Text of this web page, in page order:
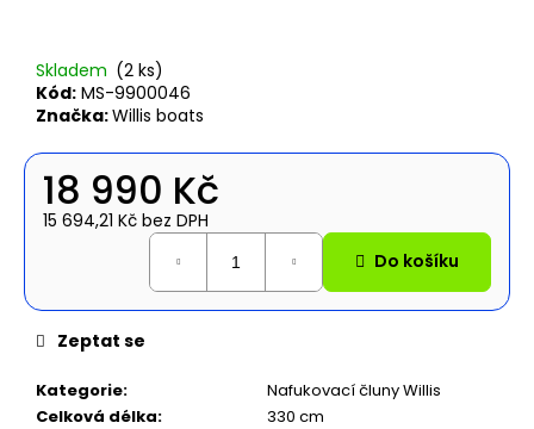
Skladem (2 ks)
Kód: MS-9900046
Značka:Willis boats
18 990 Kč
15 694,21 Kč bez DPH
Do košíku
Kategorie:
Nafukovací čluny Willis
Celková délka:
330 cm
Zeptat se